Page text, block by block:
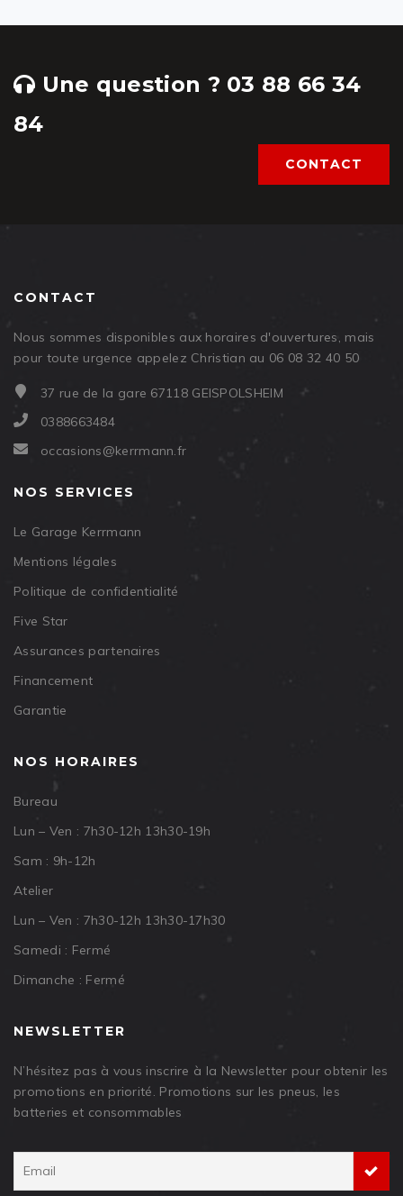
Une question ? 03 88 66 34
84
CONTACT
CONTACT
Nous sommes disponibles aux horaires d'ouvertures, mais
pour toute urgence appelez Christian au 06 08 32 40 50
37 rue de la gare 67118 GEISPOLSHEIM
0388663484
occasions@kerrmann.fr
NOS SERVICES
Le Garage Kerrmann
Mentions légales
Politique de confidentialité
Five Star
Assurances partenaires
Financement
Garantie
NOS HORAIRES
Bureau
Lun – Ven : 7h30-12h 13h30-19h
Sam : 9h-12h
Atelier
Lun – Ven : 7h30-12h 13h30-17h30
Samedi : Fermé
Dimanche : Fermé
NEWSLETTER
N’hésitez pas à vous inscrire à la Newsletter pour obtenir les
promotions en priorité. Promotions sur les pneus, les
batteries et consommables